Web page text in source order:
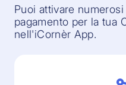
Puoi attivare
pagamento per la tua
nell'iCornèr App.